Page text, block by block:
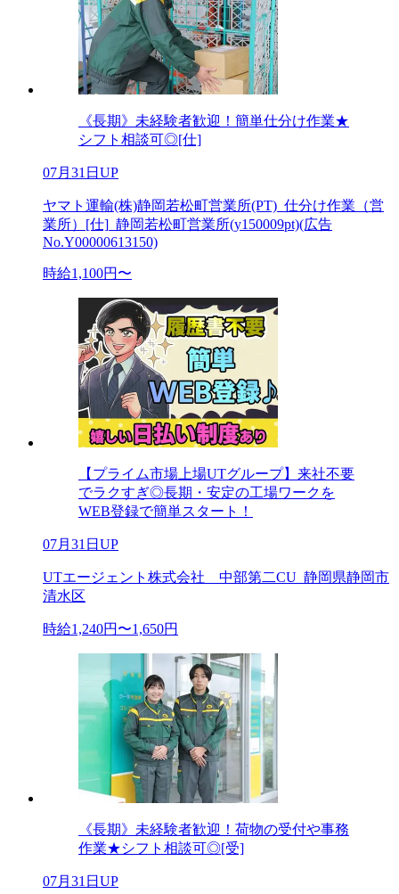
《長期》未経験者歓迎！簡単仕分け作業★
シフト相談可◎[仕]
07月31日UP
ヤマト運輸(株)静岡若松町営業所(PT)_仕分け作業（営
業所）[仕]_静岡若松町営業所(y150009pt)(広告
No.Y00000613150)
時給1,100円〜
【プライム市場上場UTグループ】来社不要
でラクすぎ◎長期・安定の工場ワークを
WEB登録で簡単スタート！
07月31日UP
UTエージェント株式会社 中部第二CU_静岡県静岡市
清水区
時給1,240円〜1,650円
《長期》未経験者歓迎！荷物の受付や事務
作業★シフト相談可◎[受]
07月31日UP